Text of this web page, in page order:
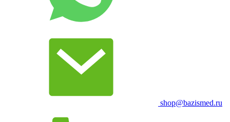
shop@bazismed.ru